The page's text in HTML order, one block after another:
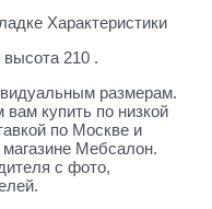
Характеристики
210 .
размерам.
купить по низкой
по Москве и
Мебсалон.
с фото,